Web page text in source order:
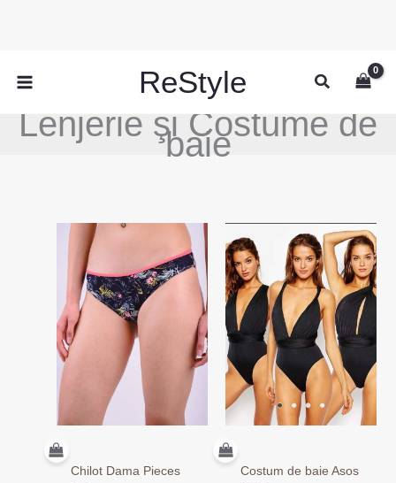
ReStyle Search
Lenjerie şi Costume de
baie
Chilot Dama Pieces
Costum de baie Asos